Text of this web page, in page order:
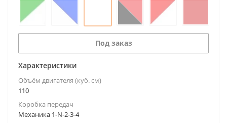
Под заказ
Характеристики
Объём двигателя (куб. см)
110
Коробка передач
Механика 1-N-2-3-4